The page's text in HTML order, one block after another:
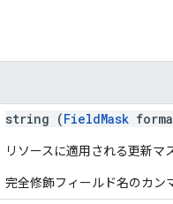
string (FieldMask
リソースに適用される更新マ
完全修飾フィールド名のカン